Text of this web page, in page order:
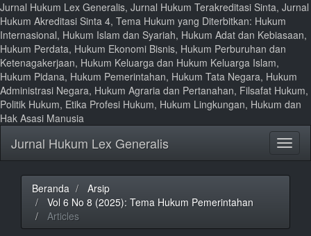
Jurnal Hukum Lex Generalis, Jurnal Hukum Terakreditasi Sinta, Jurnal
Hukum Akreditasi Sinta 4, Tema Hukum yang Diterbitkan: Hukum
Internasional, Hukum Islam dan Syariah, Hukum Adat dan Kebiasaan,
Hukum Perdata, Hukum Ekonomi Bisnis, Hukum Perburuhan dan
Ketenagakerjaan, Hukum Keluarga dan Hukum Keluarga Islam,
Hukum Pidana, Hukum Pemerintahan, Hukum Tata Negara, Hukum
Administrasi Negara, Hukum Agraria dan Pertanahan, Filsafat Hukum,
Politik Hukum, Etika Profesi Hukum, Hukum Lingkungan, Hukum dan
Hak Asasi Manusia
isi
halaman
Navigasi
Utama
Isi
Utama
Jurnal Hukum Lex Generalis
Beranda
Arsip
Vol 6 No 8 (2025): Tema Hukum Pemerintahan
Articles